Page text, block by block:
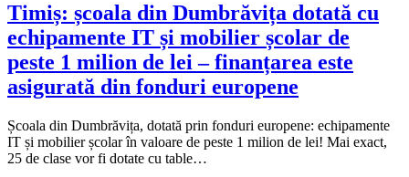
Timiș: școala din Dumbrăvița dotată cu
echipamente IT și mobilier școlar de
peste 1 milion de lei – finanțarea este
asigurată din fonduri europene
Școala din Dumbrăvița, dotată prin fonduri europene: echipamente
IT și mobilier școlar în valoare de peste 1 milion de lei! Mai exact,
25 de clase vor fi dotate cu table…